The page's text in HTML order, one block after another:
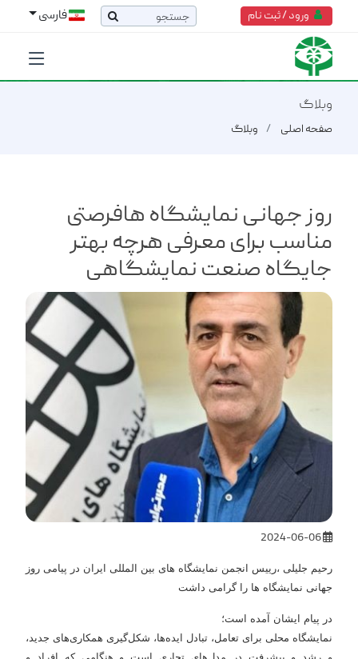
ورود / ثبت نام فارسی
وبلاگ
صفحه اصلی وبلاگ
روز جهانی نمایشگاه ها‌فرصتی
مناسب برای معرفی هرچه بهتر
جایگاه صنعت نمایشگاهی
رحیم جلیلی ،رییس انجمن نمایشگاه های بین المللی ایران در پیامی روز
جهانی نمایشگاه ها را گرامی داشت
در پیام ایشان آمده است؛
نمایشگاه محلی برای تعامل، تبادل ایده‌ها، شکل‌گیری همکاری‌های جدید،